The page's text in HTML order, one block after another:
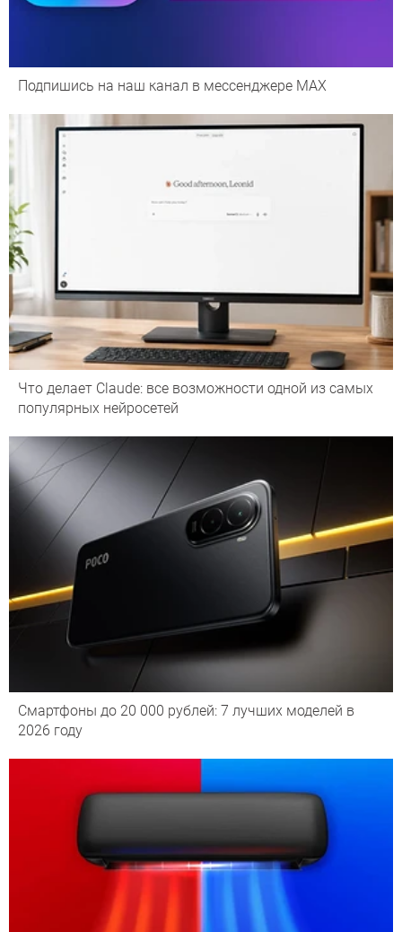
Подпишись на наш канал в мессенджере МАХ
Что делает Сlaude: все возможности одной из самых
популярных нейросетей
Смартфоны до 20 000 рублей: 7 лучших моделей в
2026 году